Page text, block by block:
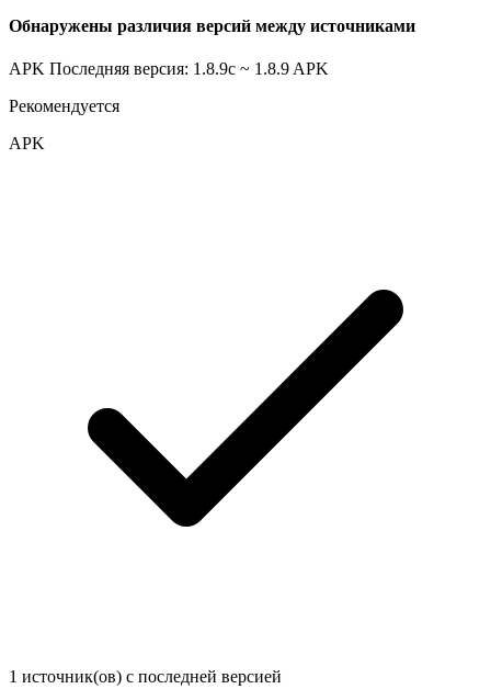
Обнаружены различия версий между источниками
APK Последняя версия: 1.8.9c ~ 1.8.9 APK
Рекомендуется
APK
1 источник(ов) с последней версией